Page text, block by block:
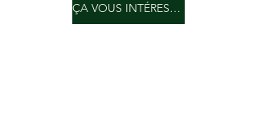
ÇA VOUS INTÉRESSE! CLIQUEZ ICI POUR ME CONTACTER!